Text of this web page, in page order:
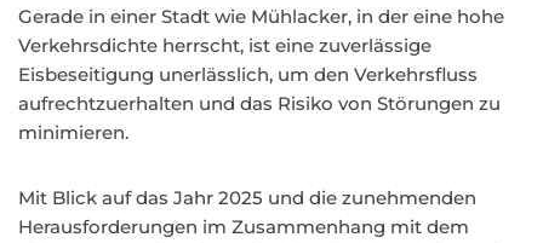
Gerade in einer Stadt wie Mühlacker, in der eine hohe
Verkehrsdichte herrscht, ist eine zuverlässige
Eisbeseitigung unerlässlich, um den Verkehrsfluss
aufrechtzuerhalten und das Risiko von Störungen zu
minimieren.
Mit Blick auf das Jahr 2025 und die zunehmenden
Herausforderungen im Zusammenhang mit dem